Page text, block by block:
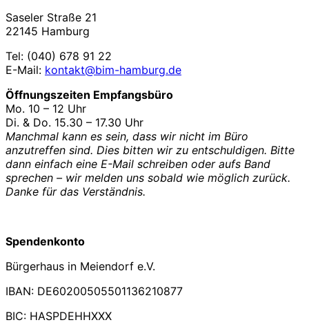
Saseler Straße 21
22145 Hamburg
Tel: (040) 678 91 22
E-Mail: kontakt@bim-hamburg.de
Öffnungszeiten Empfangsbüro
Mo. 10 – 12 Uhr
Di. & Do. 15.30 – 17.30 Uhr
Manchmal kann es sein, dass wir nicht im Büro
anzutreffen sind. Dies bitten wir zu entschuldigen. Bitte
dann einfach eine E-Mail schreiben oder aufs Band
sprechen – wir melden uns sobald wie möglich zurück.
Danke für das Verständnis.
Spendenkonto
Bürgerhaus in Meiendorf e.V.
IBAN: DE60200505501136210877
BIC: HASPDEHHXXX